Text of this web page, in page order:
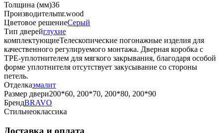
Толщина (мм)36
Производительmr.wood
Цветовое решениеСерый
Тип дверейглухие
комплектующиеТелескопические погонажные изделия для
качественного регулируемого монтажа. Дверная коробка с
TPE-уплотнителем для мягкого закрывания, благодаря особой
форме уплотнителя отсутствует закусывание со стороны
петель.
Отделкаэмалит
Размер двери200*60, 200*70, 200*80, 200*90
БрендBRAVO
Стильнеоклассика
Доставка и оплата